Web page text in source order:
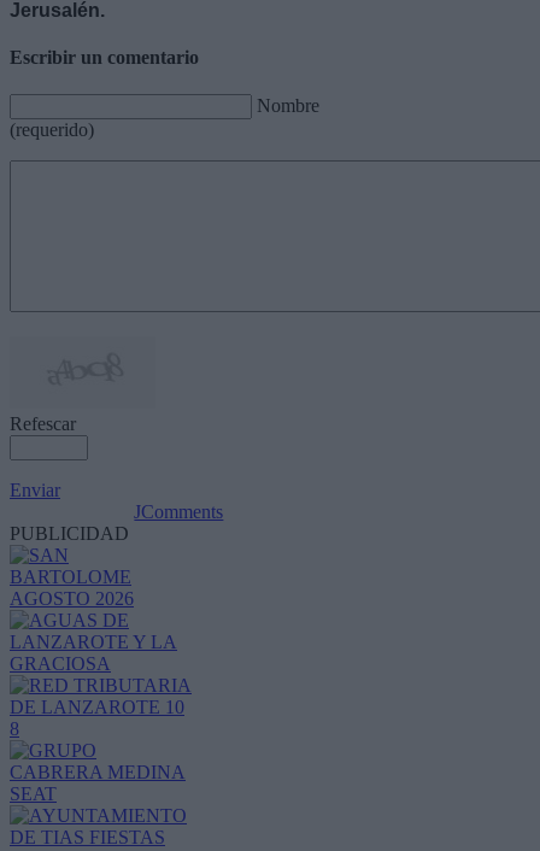
Jerusalén.
Escribir un comentario
Nombre
(requerido)
Refescar
Enviar
JComments
PUBLICIDAD